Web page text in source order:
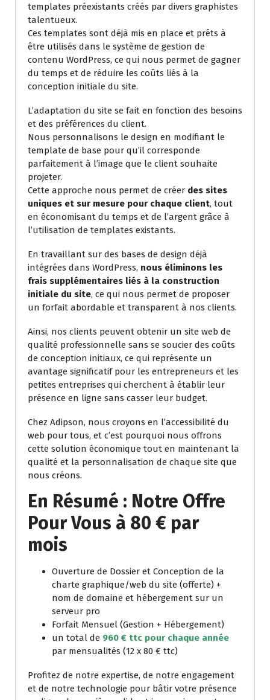
templates préexistants créés par divers graphistes
talentueux.
Ces templates sont déjà mis en place et prêts à
être utilisés dans le système de gestion de
contenu WordPress, ce qui nous permet de gagner
du temps et de réduire les coûts liés à la
conception initiale du site.
L’adaptation du site se fait en fonction des besoins
et des préférences du client.
Nous personnalisons le design en modifiant le
template de base pour qu’il corresponde
parfaitement à l’image que le client souhaite
projeter.
Cette approche nous permet de créer des sites
uniques et sur mesure pour chaque client, tout
en économisant du temps et de l’argent grâce à
l’utilisation de templates existants.
En travaillant sur des bases de design déjà
intégrées dans WordPress, nous éliminons les
frais supplémentaires liés à la construction
initiale du site, ce qui nous permet de proposer
un forfait abordable et transparent à nos clients.
Ainsi, nos clients peuvent obtenir un site web de
qualité professionnelle sans se soucier des coûts
de conception initiaux, ce qui représente un
avantage significatif pour les entrepreneurs et les
petites entreprises qui cherchent à établir leur
présence en ligne sans casser leur budget.
Chez Adipson, nous croyons en l’accessibilité du
web pour tous, et c’est pourquoi nous offrons
cette solution économique tout en maintenant la
qualité et la personnalisation de chaque site que
nous créons.
En Résumé : Notre Offre
Pour Vous à 80 € par
mois
Ouverture de Dossier et Conception de la
charte graphique/web du site (offerte) +
nom de domaine et hébergement sur un
serveur pro
Forfait Mensuel (Gestion + Hébergement)
un total de 960 € ttc pour chaque année
par mensualités (12 x 80 € ttc)
Profitez de notre expertise, de notre engagement
et de notre technologie pour bâtir votre présence